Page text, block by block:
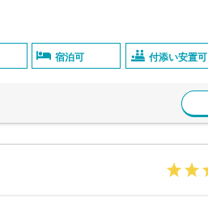
宿泊可 付添い安置可